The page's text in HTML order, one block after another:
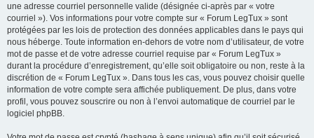
une adresse courriel personnelle valide (désignée ci-après par « votre
courriel »). Vos informations pour votre compte sur « Forum LegTux » sont
protégées par les lois de protection des données applicables dans le pays qui
nous héberge. Toute information en-dehors de votre nom d’utilisateur, de votre
mot de passe et de votre adresse courriel requise par « Forum LegTux »
durant la procédure d’enregistrement, qu’elle soit obligatoire ou non, reste à la
discrétion de « Forum LegTux ». Dans tous les cas, vous pouvez choisir quelle
information de votre compte sera affichée publiquement. De plus, dans votre
profil, vous pouvez souscrire ou non à l’envoi automatique de courriel par le
logiciel phpBB.